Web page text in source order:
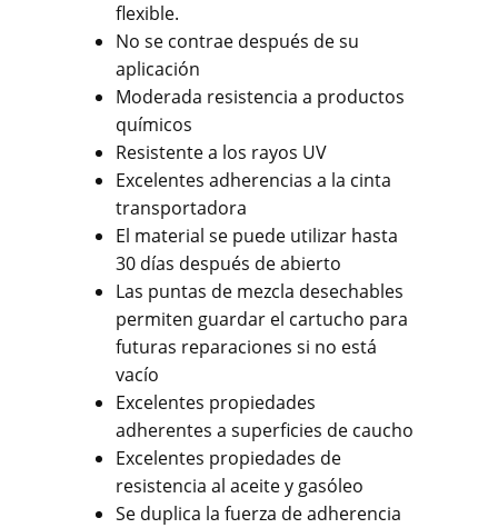
flexible.
No se contrae después de su
aplicación
Moderada resistencia a productos
químicos
Resistente a los rayos UV
Excelentes adherencias a la cinta
transportadora
El material se puede utilizar hasta
30 días después de abierto
Las puntas de mezcla desechables
permiten guardar el cartucho para
futuras reparaciones si no está
vacío
Excelentes propiedades
adherentes a superficies de caucho
Excelentes propiedades de
resistencia al aceite y gasóleo
Se duplica la fuerza de adherencia